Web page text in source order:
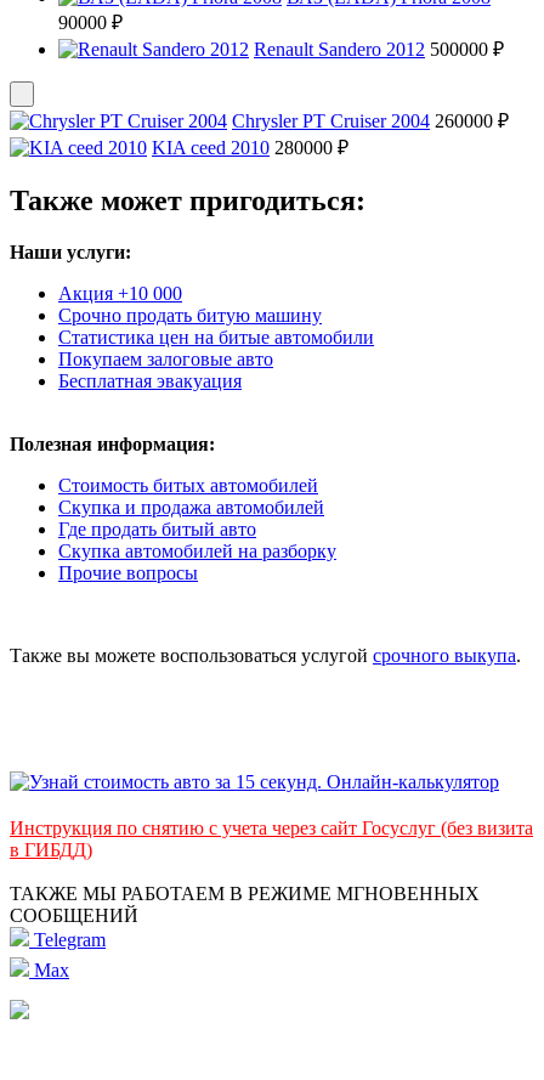
90000 ₽
Renault Sandero 2012 500000 ₽
Chrysler PT Cruiser 2004 260000 ₽
KIA ceed 2010 280000 ₽
Также может пригодиться:
Наши услуги:
Акция +10 000
Срочно продать битую машину
Статистика цен на битые автомобили
Покупаем залоговые авто
Бесплатная эвакуация
Полезная информация:
Стоимость битых автомобилей
Скупка и продажа автомобилей
Где продать битый авто
Скупка автомобилей на разборку
Прочие вопросы
Также вы можете воспользоваться услугой срочного выкупа.
Инструкция по снятию с учета через сайт Госуслуг (без визита
в ГИБДД)
ТАКЖЕ МЫ РАБОТАЕМ В РЕЖИМЕ МГНОВЕННЫХ
СООБЩЕНИЙ
Telegram
Max